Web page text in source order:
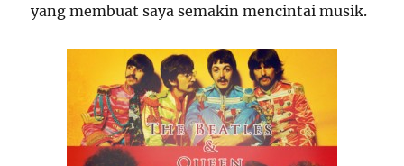
yang membuat saya semakin mencintai musik.